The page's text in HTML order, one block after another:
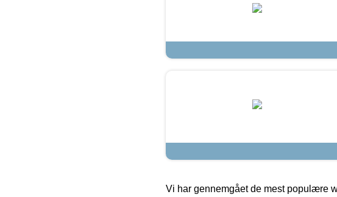
Vi har gennemgået de mest populære